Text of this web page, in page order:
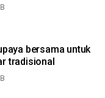
bersama untuk
tradisional